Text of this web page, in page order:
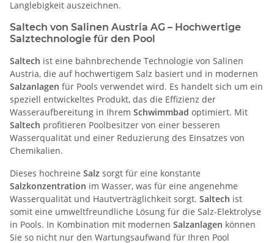
Langlebigkeit auszeichnen.
Saltech von Salinen Austria AG – Hochwertige
Salztechnologie für den Pool
Saltech ist eine bahnbrechende Technologie von Salinen
Austria, die auf hochwertigem Salz basiert und in modernen
Salzanlagen für Pools verwendet wird. Es handelt sich um ein
speziell entwickeltes Produkt, das die Effizienz der
Wasseraufbereitung in Ihrem Schwimmbad optimiert. Mit
Saltech profitieren Poolbesitzer von einer besseren
Wasserqualität und einer Reduzierung des Einsatzes von
Chemikalien.
Dieses hochreine Salz sorgt für eine konstante
Salzkonzentration im Wasser, was für eine angenehme
Wasserqualität und Hautverträglichkeit sorgt. Saltech ist
somit eine umweltfreundliche Lösung für die Salz-Elektrolyse
in Pools. In Kombination mit modernen Salzanlagen können
Sie so nicht nur den Wartungsaufwand für Ihren Pool